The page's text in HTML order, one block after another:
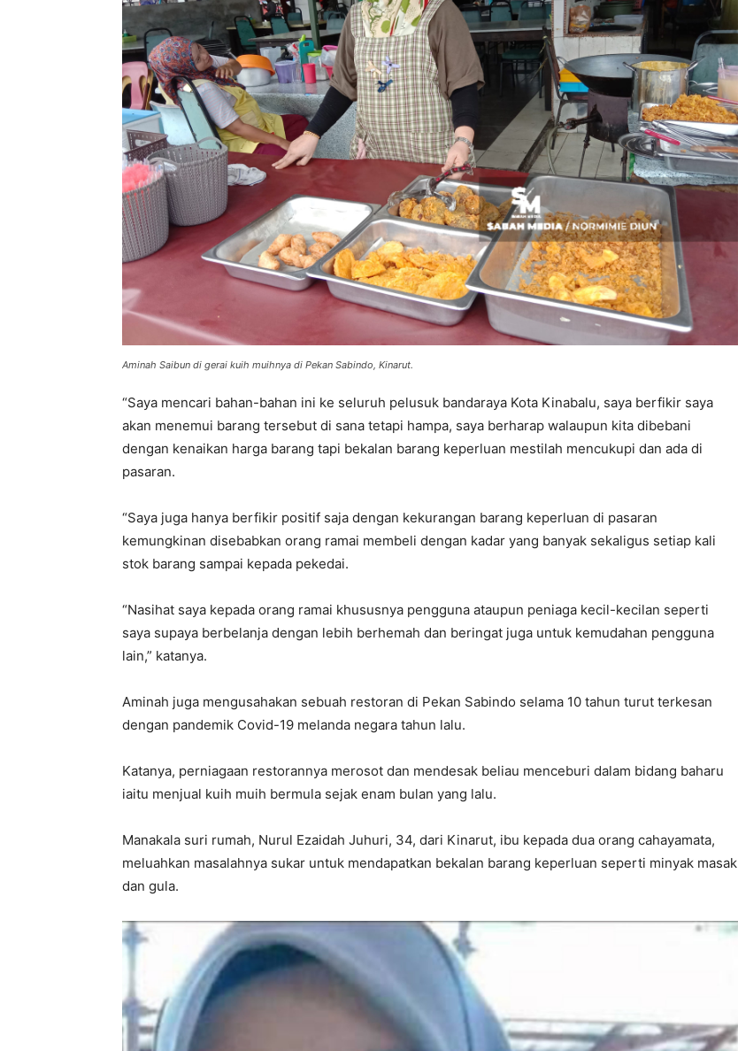
Aminah Saibun di gerai kuih muihnya di Pekan Sabindo, Kinarut.
“Saya mencari bahan-bahan ini ke seluruh pelusuk bandaraya Kota Kinabalu, saya berfikir saya
akan menemui barang tersebut di sana tetapi hampa, saya berharap walaupun kita dibebani
dengan kenaikan harga barang tapi bekalan barang keperluan mestilah mencukupi dan ada di
pasaran.
“Saya juga hanya berfikir positif saja dengan kekurangan barang keperluan di pasaran
kemungkinan disebabkan orang ramai membeli dengan kadar yang banyak sekaligus setiap kali
stok barang sampai kepada pekedai.
“Nasihat saya kepada orang ramai khususnya pengguna ataupun peniaga kecil-kecilan seperti
saya supaya berbelanja dengan lebih berhemah dan beringat juga untuk kemudahan pengguna
lain,” katanya.
Aminah juga mengusahakan sebuah restoran di Pekan Sabindo selama 10 tahun turut terkesan
dengan pandemik Covid-19 melanda negara tahun lalu.
Katanya, perniagaan restorannya merosot dan mendesak beliau menceburi dalam bidang baharu
iaitu menjual kuih muih bermula sejak enam bulan yang lalu.
Manakala suri rumah, Nurul Ezaidah Juhuri, 34, dari Kinarut, ibu kepada dua orang cahayamata,
meluahkan masalahnya sukar untuk mendapatkan bekalan barang keperluan seperti minyak masak
dan gula.